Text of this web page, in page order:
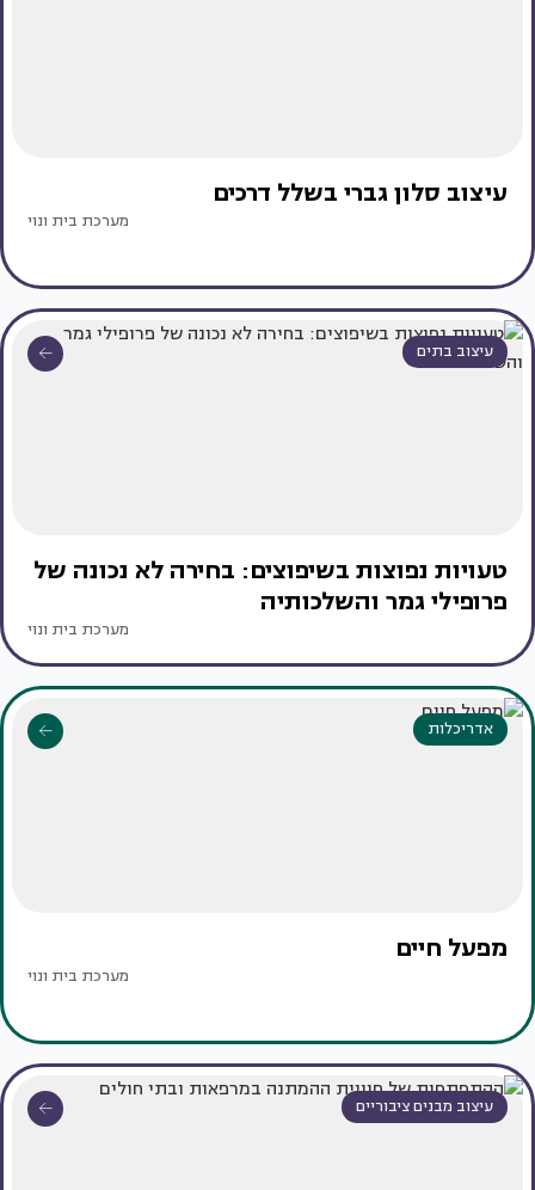
עיצוב סלון גברי בשלל דרכים
מערכת בית ונוי
עיצוב בתים
טעויות נפוצות בשיפוצים: בחירה לא נכונה של
פרופילי גמר והשלכותיה
מערכת בית ונוי
אדריכלות
מפעל חיים
מערכת בית ונוי
עיצוב מבנים ציבוריים